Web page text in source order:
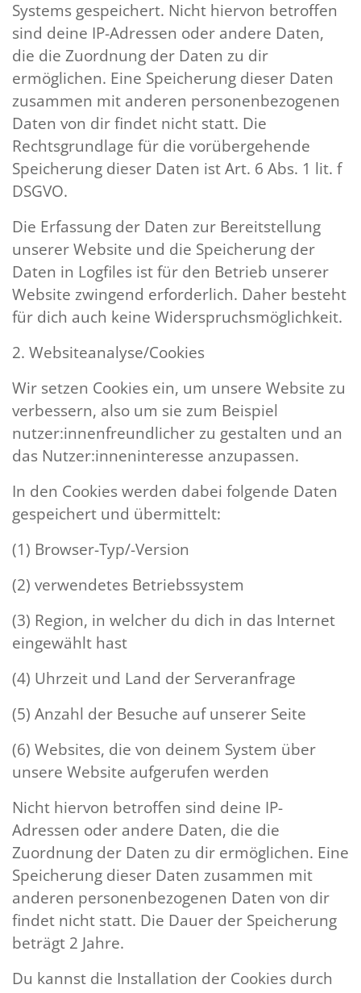
Systems gespeichert. Nicht hiervon betroffen
sind deine IP-Adressen oder andere Daten,
die die Zuordnung der Daten zu dir
ermöglichen. Eine Speicherung dieser Daten
zusammen mit anderen personenbezogenen
Daten von dir findet nicht statt. Die
Rechtsgrundlage für die vorübergehende
Speicherung dieser Daten ist Art. 6 Abs. 1 lit. f
DSGVO.
Die Erfassung der Daten zur Bereitstellung
unserer Website und die Speicherung der
Daten in Logfiles ist für den Betrieb unserer
Website zwingend erforderlich. Daher besteht
für dich auch keine Widerspruchsmöglichkeit.
2. Websiteanalyse/Cookies
Wir setzen Cookies ein, um unsere Website zu
verbessern, also um sie zum Beispiel
nutzer:innenfreundlicher zu gestalten und an
das Nutzer:inneninteresse anzupassen.
In den Cookies werden dabei folgende Daten
gespeichert und übermittelt:
(1) Browser-Typ/-Version
(2) verwendetes Betriebssystem
(3) Region, in welcher du dich in das Internet
eingewählt hast
(4) Uhrzeit und Land der Serveranfrage
(5) Anzahl der Besuche auf unserer Seite
(6) Websites, die von deinem System über
unsere Website aufgerufen werden
Nicht hiervon betroffen sind deine IP-
Adressen oder andere Daten, die die
Zuordnung der Daten zu dir ermöglichen. Eine
Speicherung dieser Daten zusammen mit
anderen personenbezogenen Daten von dir
findet nicht statt. Die Dauer der Speicherung
beträgt 2 Jahre.
Du kannst die Installation der Cookies durch